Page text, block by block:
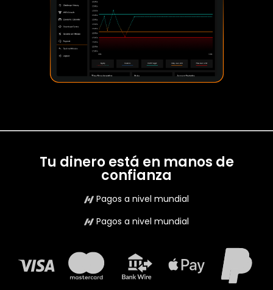
Tu dinero está en manos de
confianza
Pagos a nivel mundial
Pagos a nivel mundial